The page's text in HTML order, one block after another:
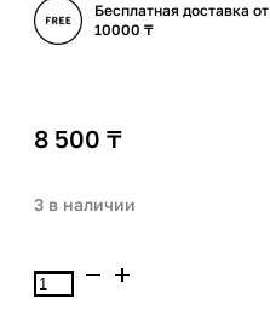
Бесплатная доставка от
10000 ₸
8 500 ₸
3 в наличии
Количество
товара